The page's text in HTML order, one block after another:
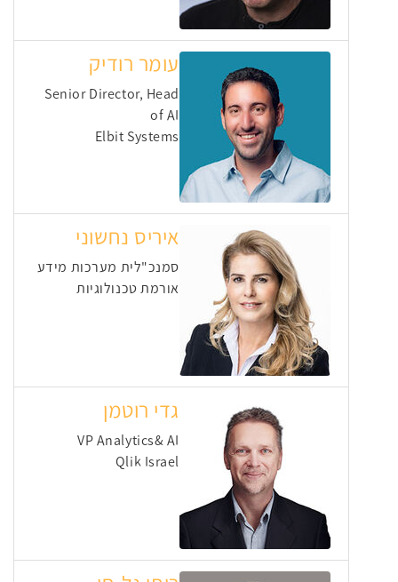
עומר רודיק
Senior Director, Head
of AI
Elbit Systems
איריס נחשוני
סמנכ"לית מערכות מידע
אורמת טכנולוגיות
גדי רוטמן
VP Analytics& AI
Qlik Israel